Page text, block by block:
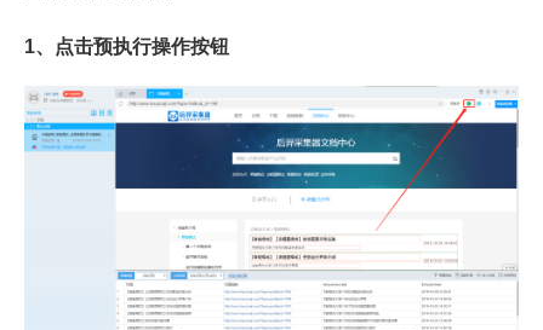
1、点击预执行操作按钮